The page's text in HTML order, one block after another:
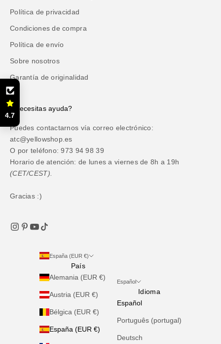
Política de privacidad
Condiciones de compra
Política de envío
Sobre nosotros
Garantía de originalidad
¿Necesitas ayuda?
Puedes contactarnos vía correo electrónico:
atc@yellowshop.es
O por teléfono: 973 94 98 39
Horario de atención: de lunes a viernes de 8h a 19h
(CET/CEST).
Gracias :)
España (EUR €)
País
Alemania (EUR €)
Austria (EUR €)
Bélgica (EUR €)
España (EUR €)
Español
Idioma
Español
Português (portugal)
Deutsch
4.7